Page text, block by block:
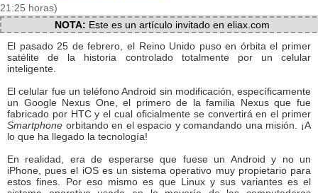
21:25 horas)
NOTA: Este es un artículo invitado en eliax.com
El pasado 25 de febrero, el Reino Unido puso en órbita el primer
satélite de la historia controlado totalmente por un celular
inteligente.
El celular fue un teléfono Android sin modificación, específicamente
un Google Nexus One, el primero de la familia Nexus que fue
fabricado por HTC y el cual oficialmente se convertirá en el primer
Smartphone orbitando en el espacio y comandando una misión. ¡A
lo que ha llegado la tecnología!
En realidad, era de esperarse que fuese un Android y no un
iPhone, pues el iOS es un sistema operativo muy propietario para
estos fines. Por eso mismo es que Linux y sus variantes es el